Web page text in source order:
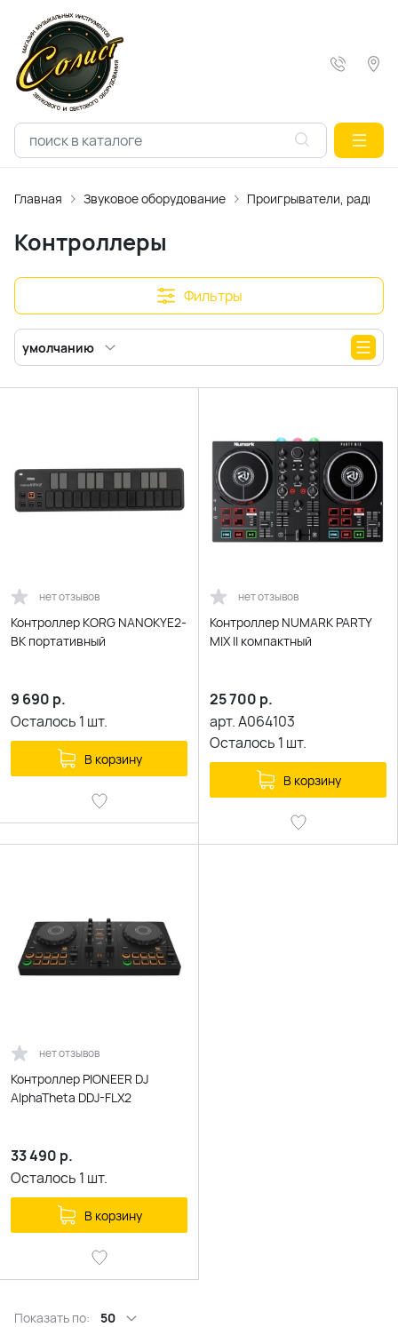
Главная Звуковое оборудование Проигрыватели,
Контроллеры
Фильтры
умолчанию
нет отзывов
Контроллер KORG NANOKYE2-
BK портативный
9 690 р.
Осталось 1 шт.
В корзину
нет отзывов
Контроллер NUMARK PARTY
MIX II компактный
25 700 р.
арт.A064103
Осталось 1 шт.
В корзину
нет отзывов
Контроллер PIONEER DJ
AlphaTheta DDJ-FLX2
33 490 р.
Осталось 1 шт.
В корзину
Показать по: 50